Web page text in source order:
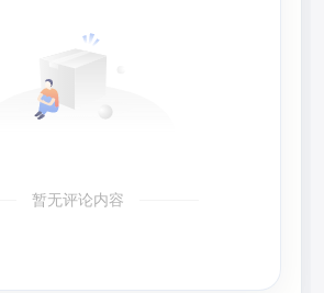
暂无评论内容